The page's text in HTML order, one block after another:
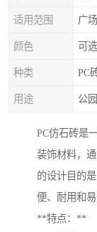
适用范围 广
颜色 可选
种类 PC
用途 公
PC仿石砖是
装饰材料，
的设计目的
便、耐用和易
**特点：**